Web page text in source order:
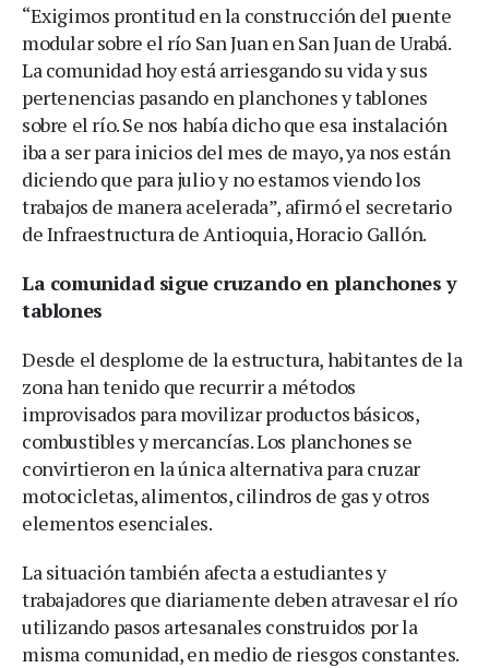
“Exigimos prontitud en la construcción del puente
modular sobre el río San Juan en San Juan de Urabá.
La comunidad hoy está arriesgando su vida y sus
pertenencias pasando en planchones y tablones
sobre el río. Se nos había dicho que esa instalación
iba a ser para inicios del mes de mayo, ya nos están
diciendo que para julio y no estamos viendo los
trabajos de manera acelerada”, afirmó el secretario
de Infraestructura de Antioquia, Horacio Gallón.
La comunidad sigue cruzando en planchones y
tablones
Desde el desplome de la estructura, habitantes de la
zona han tenido que recurrir a métodos
improvisados para movilizar productos básicos,
combustibles y mercancías. Los planchones se
convirtieron en la única alternativa para cruzar
motocicletas, alimentos, cilindros de gas y otros
elementos esenciales.
La situación también afecta a estudiantes y
trabajadores que diariamente deben atravesar el río
utilizando pasos artesanales construidos por la
misma comunidad, en medio de riesgos constantes.